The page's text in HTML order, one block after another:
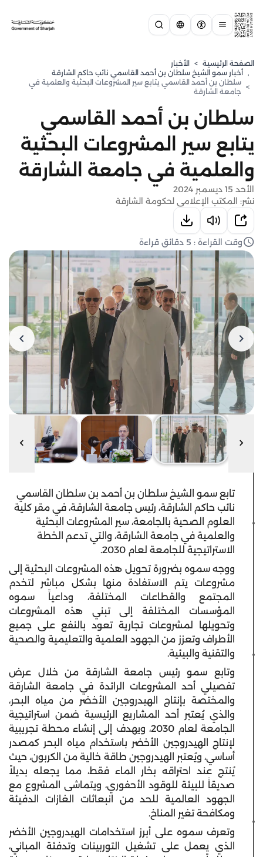
الصفحة الرئيسية > الأخبار
, ⁠أخبار سمو الشيخ سلطان بن أحمد القاسمي نائب حاكم الشارقة
>
سلطان بن أحمد القاسمي يتابع سير المشروعات البحثية والعلمية في
جامعة الشارقة
سلطان بن أحمد القاسمي
يتابع سير المشروعات البحثية
والعلمية في جامعة الشارقة
الأحد 15 ديسمبر 2024
نشر: المكتب الإعلامي لحكومة الشارقة
وقت القراءة : 5 دقائق قراءة
تابع سمو الشيخ سلطان بن أحمد بن سلطان القاسمي
نائب حاكم الشارقة، رئيس جامعة الشارقة، في مقر كلية
العلوم الصحية بالجامعة، سير المشروعات البحثية
والعلمية في جامعة الشارقة، والتي تدعم الخطة
الاستراتيجية للجامعة لعام 2030.
ووجه سموه بضرورة تحويل هذه المشروعات البحثية إلى
مشروعات يتم الاستفادة منها بشكل مباشر لتخدم
المجتمع والقطاعات المختلفة، وداعياً سموه
المؤسسات المختلفة إلى تبني هذه المشروعات
وتحويلها لمشروعات تجارية تعود بالنفع على جميع
الأطراف وتعزز من الجهود العلمية والتعليمية والصحية
والتقنية والبيئية.
وتابع سمو رئيس جامعة الشارقة من خلال عرض
تفصيلي أحد المشروعات الرائدة في جامعة الشارقة
والمختصة بإنتاج الهيدروجين الأخضر من مياه البحر،
والذي يُعتبر أحد المشاريع الرئيسية ضمن استراتيجية
الجامعة لعام 2030، ويهدف إلى إنشاء محطة تجريبية
لإنتاج الهيدروجين الأخضر باستخدام مياه البحر كمصدر
أساسي، ويُعتبر الهيدروجين طاقة خالية من الكربون، حيث
يُنتج عند احتراقه بخار الماء فقط، مما يجعله بديلاً
صديقاً للبيئة للوقود الأحفوري، ويتماشى المشروع مع
الجهود العالمية للحد من انبعاثات الغازات الدفيئة
ومكافحة تغير المناخ.
وتعرف سموه على أبرز استخدامات الهيدروجين الأخضر
الذي يعمل على تشغيل التوربينات وتدفئة المباني،